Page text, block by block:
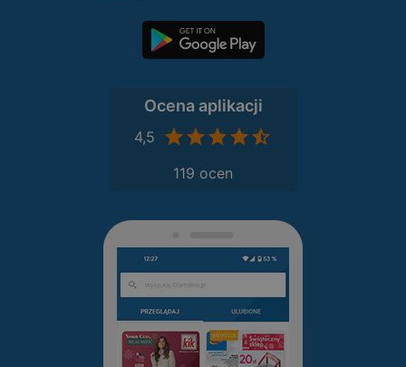
Ocena aplikacji
4,5
119 ocen